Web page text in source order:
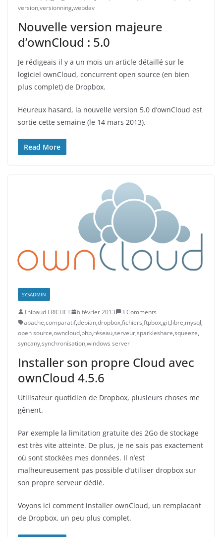
version,versionning,webdav
Nouvelle version majeure
d’ownCloud : 5.0
Je rédigeais il y a un mois un article détaillé sur le
logiciel ownCloud, concurrent open source (en bien
plus complet) de Dropbox.
Heureux hasard, la nouvelle version 5.0 d’ownCloud est
sortie cette semaine (le 14 mars 2013).
Read More
SYSADMIN
Thibaud FRICHET 6 février 2013
3 Comments
apache,comparatif,debian,dropbox,fichiers,ftpbox,git,libre,mysql,
open source,owncloud,php,réseau,serveur,sparkleshare,squeeze,
syncany,synchronisation,windows server
Installer son propre Cloud avec
ownCloud 4.5.6
Utilisateur quotidien de Dropbox, plusieurs choses me
gênent.
Par exemple la limitation gratuite des 2Go de stockage
est très vite atteinte. De plus, je ne sais pas exactement
où sont stockées mes données. Il n’est
malheureusement pas possible d’utiliser dropbox sur
son propre serveur dédié.
Voyons ici comment installer ownCloud, un remplacant
de Dropbox, un peu plus complet.